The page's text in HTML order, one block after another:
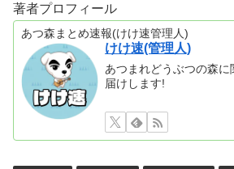
著者プロフィール
あつ森まとめ速報(けけ速管理人)
けけ速(管理人)
あつまれどうぶつの森に
届けします!